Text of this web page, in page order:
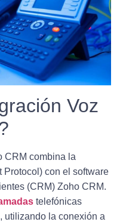
Voz
CRM combina la
Protocol) con el software
(CRM) Zoho CRM.
telefónicas
utilizando la conexión a